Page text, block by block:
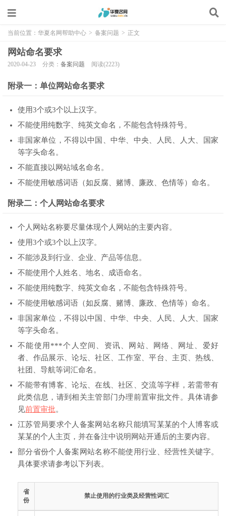
当前位置： 华夏名网帮助中心 > 备案问题 > 正文
网站命名要求
2020-04-23 分类： 备案问题 阅读(2223)
附录一：单位网站命名要求
使用3个或3个以上汉字。
不能使用纯数字、纯英文命名，不能包含特殊符号。
非国家单位，不得以中国、中华、中央、人民、人大、国家
等字头命名。
不能直接以网站域名命名。
不能使用敏感词语（如反腐、赌博、廉政、色情等）命名。
附录二：个人网站命名要求
个人网站名称要尽量体现个人网站的主要内容。
使用3个或3个以上汉字。
不能涉及到行业、企业、产品等信息。
不能使用个人姓名、地名、成语命名。
不能使用纯数字、纯英文命名，不能包含特殊符号。
不能使用敏感词语（如反腐、赌博、廉政、色情等）命名。
非国家单位，不得以中国、中华、中央、人民、人大、国家
等字头命名。
不能使用***个人空间、资讯、网站、网络、网址、爱好
者、作品展示、论坛、社区、工作室、平台、主页、热线、
社团、导航等词汇命名。
不能带有博客、论坛、在线、社区、交流等字样，若需带有
此类信息，请到相关主管部门办理前置审批文件。具体请参
见前置审批。
江苏管局要求个人备案网站名称只能填写某某的个人博客或
某某的个人主页 ，并在备注中说明网站开通后的主要内容。
部分省份个人备案网站名称不能使用行业、经营性关键字。
具体要求请参考以下列表。
省
份
禁止使用的行业类及经营性词汇